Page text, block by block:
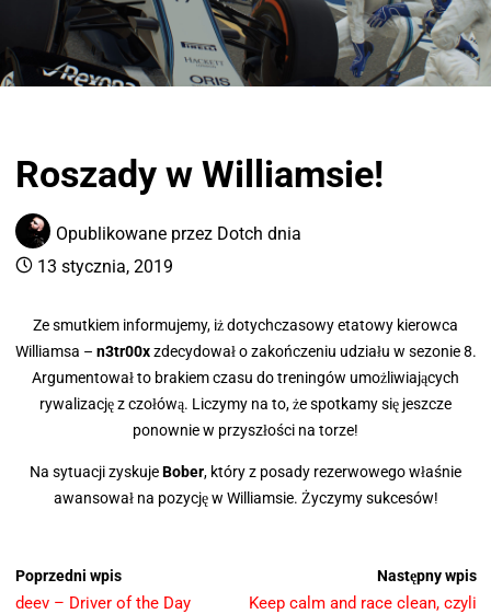
Roszady w Williamsie!
Opublikowane przez Dotch dnia
13 stycznia, 2019
Ze smutkiem informujemy, iż dotychczasowy etatowy kierowca
Williamsa – n3tr00xzdecydował o zakończeniu udziału w sezonie 8.
Argumentował to brakiem czasu do treningów umożliwiających
rywalizację z czołówą. Liczymy na to, że spotkamy się jeszcze
ponownie w przyszłości na torze!
Na sytuacji zyskujeBober, który z posady rezerwowego właśnie
awansował na pozycję w Williamsie. Życzymy sukcesów!
Poprzedni wpis
deev – Driver of the Day
Następny wpis
Keep calm and race clean, czyli